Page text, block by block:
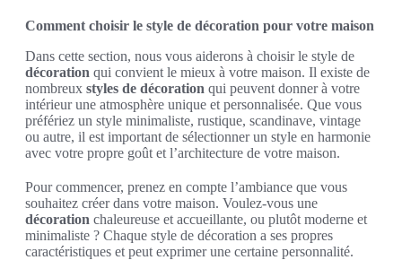
Comment choisir le style de décoration pour votre maison
Dans cette section, nous vous aiderons à choisir le style de
décoration qui convient le mieux à votre maison. Il existe de
nombreux styles de décoration qui peuvent donner à votre
intérieur une atmosphère unique et personnalisée. Que vous
préfériez un style minimaliste, rustique, scandinave, vintage
ou autre, il est important de sélectionner un style en harmonie
avec votre propre goût et l’architecture de votre maison.
Pour commencer, prenez en compte l’ambiance que vous
souhaitez créer dans votre maison. Voulez-vous une
décoration chaleureuse et accueillante, ou plutôt moderne et
minimaliste ? Chaque style de décoration a ses propres
caractéristiques et peut exprimer une certaine personnalité.